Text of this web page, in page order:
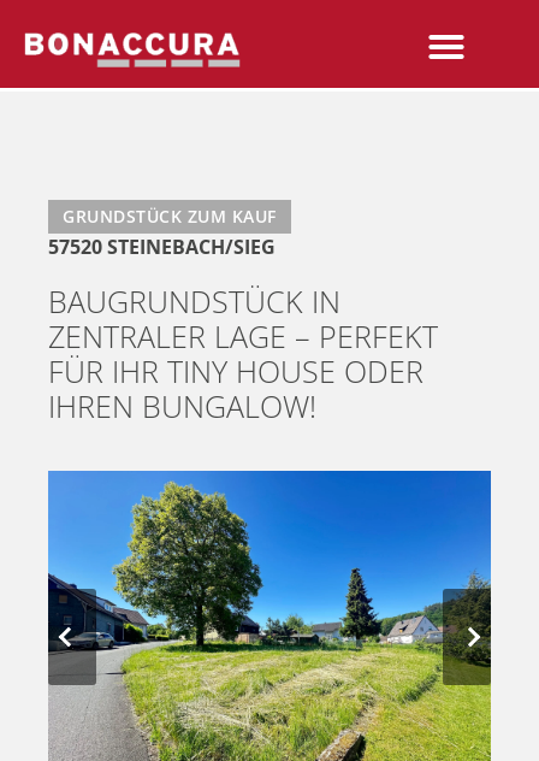
GRUNDSTÜCK ZUM KAUF
57520 STEINEBACH/SIEG
BAUGRUNDSTÜCK IN
ZENTRALER LAGE – PERFEKT
FÜR IHR TINY HOUSE ODER
IHREN BUNGALOW!